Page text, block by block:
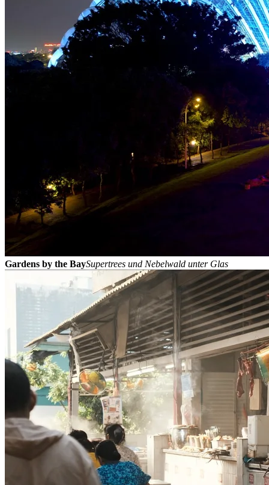
Gardens by the BaySupertrees und Nebelwald unter Glas